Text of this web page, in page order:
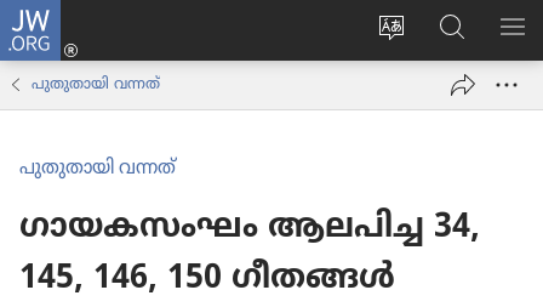
JW.ORG
സൈറ്റ്
മാറ്റുക
ലോഗ്
ഇൻ
പേജ്
JW.ORG
വെബ്‌​
സൈ​
പുതുതായി വന്നത്‌
പുതുതായി വന്നത്‌
ഗായകസംഘം ആലപിച്ച 34,
145, 146, 150 ഗീതങ്ങൾ